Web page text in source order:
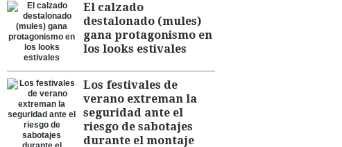
El calzado
destalonado (mules)
gana protagonismo en
los looks estivales
Los festivales de
verano extreman la
seguridad ante el
riesgo de sabotajes
durante el montaje